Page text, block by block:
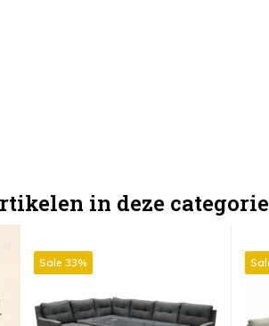
in deze
Sale 33%